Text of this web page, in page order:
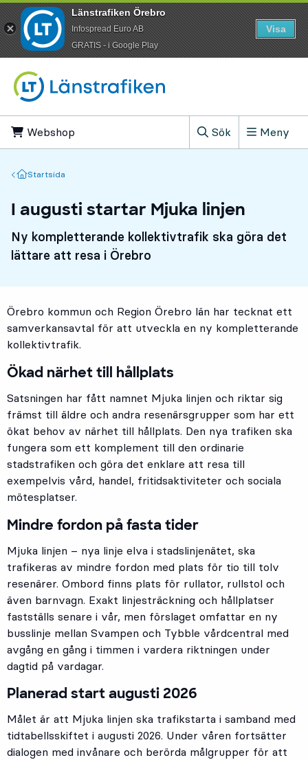
Webshop
Sök
, Visa sökfältet
Meny
Startsida
Startsida
I augusti startar Mjuka linjen
Ny kompletterande kollektivtrafik ska göra det
lättare att resa i Örebro
Örebro kommun och Region Örebro län har tecknat ett
samverkansavtal för att utveckla en ny kompletterande
kollektivtrafik.
Ökad närhet till hållplats
Satsningen har fått namnet Mjuka linjen och riktar sig
främst till äldre och andra resenärsgrupper som har ett
ökat behov av närhet till hållplats. Den nya trafiken ska
fungera som ett komplement till den ordinarie
stadstrafiken och göra det enklare att resa till
exempelvis vård, handel, fritidsaktiviteter och sociala
mötesplatser.
Mindre fordon på fasta tider
Mjuka linjen – nya linje elva i stadslinjenätet, ska
trafikeras av mindre fordon med plats för tio till tolv
resenärer. Ombord finns plats för rullator, rullstol och
även barnvagn. Exakt linjesträckning och hållplatser
fastställs senare i vår, men förslaget omfattar en ny
busslinje mellan Svampen och Tybble vårdcentral med
avgång en gång i timmen i vardera riktningen under
dagtid på vardagar.
Planerad start augusti 2026
Målet är att Mjuka linjen ska trafikstarta i samband med
tidtabellsskiftet i augusti 2026. Under våren fortsätter
dialogen med invånare och berörda målgrupper för att
Länstrafiken Örebro
Infospread Euro AB
​GRATIS - i Google Play
Visa